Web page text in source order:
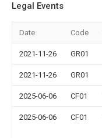
Legal Events
Date Code
2021-11-26 GR01
2021-11-26 GR01
2025-06-06 CF01
2025-06-06 CF01